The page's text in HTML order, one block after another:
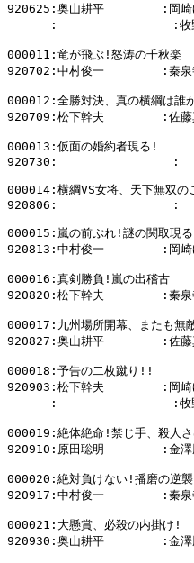
920625:奥山耕平        :岡
:                :
000011:竜が飛ぶ!怒涛の千秋楽
920702:中村俊一        :秦
000012:全勝対決、真の横綱は誰
920709:松下幹夫        :佐
000013:仮面の婚約者現る!
920730:
000014:横綱VS女将、天下無双の
920806:
000015:嵐の前ぶれ!謎の関取現る
920813:中村俊一        :岡
000016:真剣勝負!嵐の出稽古
920820:松下幹夫        :秦
000017:九州場所開幕、またも無
920827:奥山耕平        :佐
000018:予告の二枚蹴り!!
920903:松下幹夫        :岡
:                :
000019:絶体絶命!禁じ手、殺人
920910:原田聡明        :金
000020:絶対負けない!播磨の逆襲
920917:中村俊一        :秦
000021:大懸賞、必殺の内掛け!
920930:奥山耕平        :金